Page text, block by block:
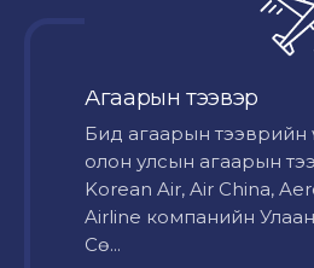
Агаарын тээвэр
Бид агаарын тээврийн
олон улсын агаарын
Korean Air, Air China,
Airline компанийн
Сө...